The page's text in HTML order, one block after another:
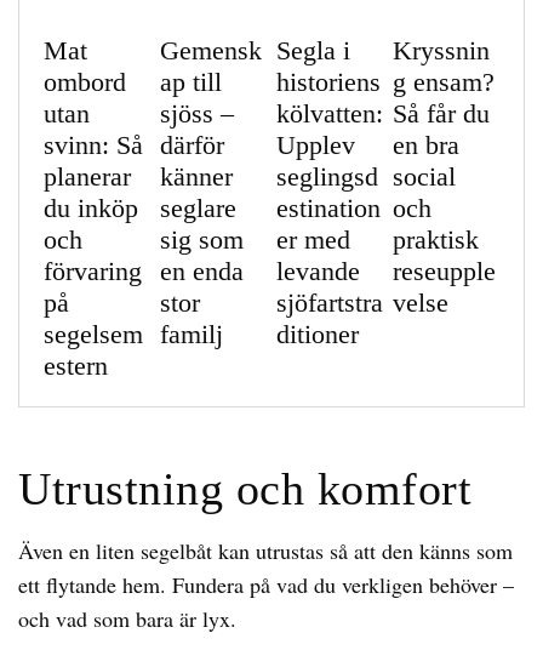
Mat
ombord
utan
svinn: Så
planerar
du inköp
och
förvaring
på
segelsem
estern
Gemensk
ap till
sjöss –
därför
känner
seglare
sig som
en enda
stor
familj
Segla i
historiens
kölvatten:
Upplev
seglingsd
estination
er med
levande
sjöfartstra
ditioner
Kryssnin
g ensam?
Så får du
en bra
social
och
praktisk
reseupple
velse
Utrustning och komfort
Även en liten segelbåt kan utrustas så att den känns som
ett flytande hem. Fundera på vad du verkligen behöver –
och vad som bara är lyx.